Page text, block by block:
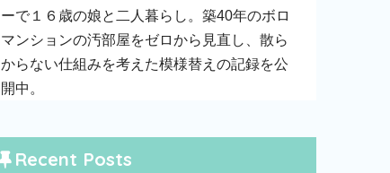
ーで１６歳の娘と二人暮らし。築40年のボロ
マンションの汚部屋をゼロから見直し、散ら
からない仕組みを考えた模様替えの記録を公
開中。
Recent Posts